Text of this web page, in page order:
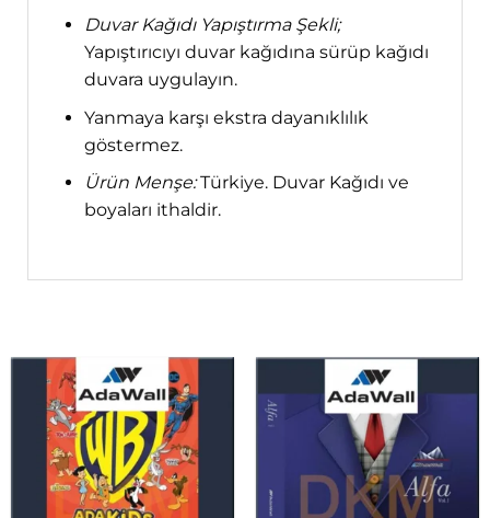
Duvar Kağıdı Yapıştırma Şekli;
Yapıştırıcıyı duvar kağıdına sürüp kağıdı
duvara uygulayın.
Yanmaya karşı ekstra dayanıklılık
göstermez.
Ürün Menşe:Türkiye. Duvar Kağıdı ve
boyaları ithaldir.